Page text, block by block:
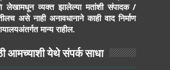
लेखामधून व्यक्त झालेल्या मतांशी संपादक /
असे नाही अनावधानाने काही वाद निर्माण
मान्य राहील.
आमच्याशी येथे संपर्क साधा